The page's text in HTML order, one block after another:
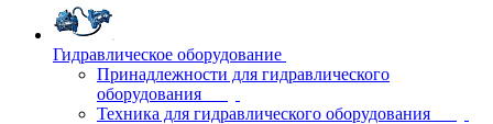
Гидравлическое оборудование
Принадлежности для гидравлического
оборудования
Техника для гидравлического оборудования